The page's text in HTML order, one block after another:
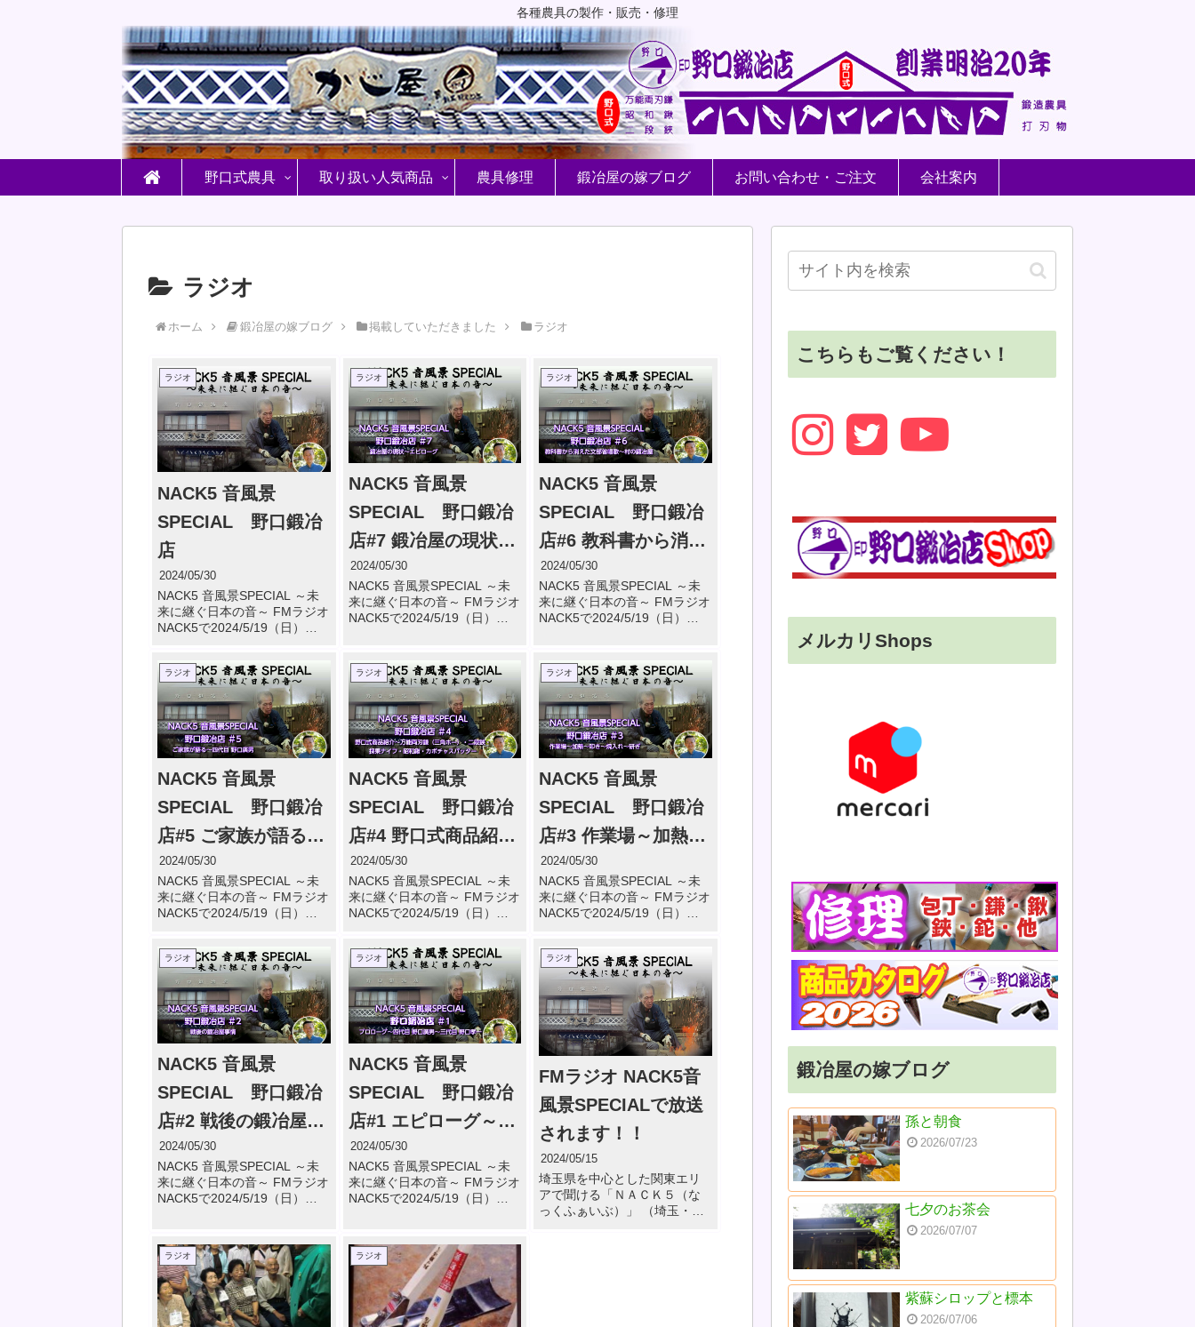
各種農具の製作・販売・修理
野口式農具 取り扱い人気商品 農具修理 鍛冶屋の嫁ブログ お問い合わせ・ご注文 会社案内
ラジオ
ホーム 鍛冶屋の嫁ブログ 掲載していただきました ラジオ
ラジオ
NACK5 音風景
SPECIAL 野口鍛冶
店
2024/05/30
NACK5 音風景SPECIAL ～未
来に継ぐ日本の音～ FMラジオ
NACK5で2024/5/19（日）
#1 エピローグ～四代目 野口廣
男～三代目 野口 […]
ラジオ
NACK5 音風景
SPECIAL 野口鍛冶
店#7 鍛冶屋の現状～
エピローグ
2024/05/30
NACK5 音風景SPECIAL ～未
来に継ぐ日本の音～ FMラジオ
NACK5で2024/5/19（日）
#7 鍛冶屋の現状～エピローグ
（08:04） & […]
ラジオ
NACK5 音風景
SPECIAL 野口鍛冶
店#6 教科書から消え
た文部省唱歌～村の
鍛冶屋
2024/05/30
NACK5 音風景SPECIAL ～未
来に継ぐ日本の音～ FMラジオ
NACK5で2024/5/19（日）
#6 教科書から消えた文部省唱
歌～村の鍛冶屋（0 […]
ラジオ
NACK5 音風景
SPECIAL 野口鍛冶
店#5 ご家族が語る～
四代目 野口廣男
2024/05/30
NACK5 音風景SPECIAL ～未
来に継ぐ日本の音～ FMラジオ
NACK5で2024/5/19（日）
#5 ご家族が語る～四代目 野口
廣男（03:58 […]
ラジオ
NACK5 音風景
SPECIAL 野口鍛冶
店#4 野口式商品紹介
～万能両刃鎌（三角
ホー）・二段鋏・採
果ナイフ・昭和鍬・
カボチャスパッター
2024/05/30
NACK5 音風景SPECIAL ～未
来に継ぐ日本の音～ FMラジオ
NACK5で2024/5/19（日）
放送されました。 野口鍛冶店
#4 野口式商品紹介～万能両刃
鎌（三角ホー）・二 […]
ラジオ
NACK5 音風景
SPECIAL 野口鍛冶
店#3 作業場～加熱～
叩き～焼入れ～研ぎ
2024/05/30
NACK5 音風景SPECIAL ～未
来に継ぐ日本の音～ FMラジオ
NACK5で2024/5/19（日）
#3 作業場～加熱～叩き～焼入
れ～研ぎ（12:3 […]
ラジオ
NACK5 音風景
SPECIAL 野口鍛冶
店#2 戦後の鍛冶屋事
情
2024/05/30
NACK5 音風景SPECIAL ～未
来に継ぐ日本の音～ FMラジオ
NACK5で2024/5/19（日）
#2 戦後の鍛冶屋事情
（04:51） &#x25 […]
ラジオ
NACK5 音風景
SPECIAL 野口鍛冶
店#1 エピローグ～四
代目 野口廣男～三代
目 野口孝一
2024/05/30
NACK5 音風景SPECIAL ～未
来に継ぐ日本の音～ FMラジオ
NACK5で2024/5/19（日）
#1 エピローグ～四代目 野口廣
男～三代目 野口 […]
ラジオ
FMラジオ NACK5音
風景SPECIALで放送
されます！！
2024/05/15
埼玉県を中心とした関東エリ
アで聞ける「ＮＡＣＫ５（な
っくふぁいぶ）」 （埼玉・東
ラジオ ラジオ
こちらもご覧ください！
メルカリShops
鍛冶屋の嫁ブログ
孫と朝食
2026/07/23
七夕のお茶会
2026/07/07
紫蘇シロップと標本
2026/07/06